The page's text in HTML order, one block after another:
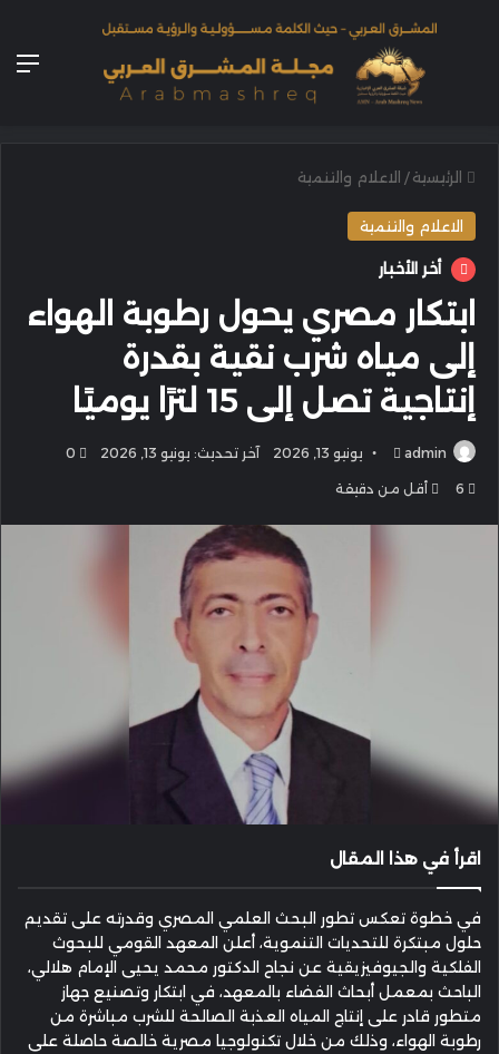
الرئيسية / الاعلام والتنمية
الاعلام والتنمية
أخر الأخبار
ابتكار مصري يحول رطوبة الهواء
إلى مياه شرب نقية بقدرة
إنتاجية تصل إلى 15 لترًا يوميًا
admin
أرسل يونيو 13, 2026 آخر تحديث: يونيو 13, 2026 0
6 أقل من دقيقة
اقرأ في هذا المقال
في خطوة تعكس تطور البحث العلمي المصري وقدرته على تقديم
حلول مبتكرة للتحديات التنموية، أعلن المعهد القومي للبحوث
الفلكية والجيوفيزيقية عن نجاح الدكتور محمد يحيى الإمام هلالي،
الباحث بمعمل أبحاث الفضاء بالمعهد، في ابتكار وتصنيع جهاز
متطور قادر على إنتاج المياه العذبة الصالحة للشرب مباشرة من
رطوبة الهواء، وذلك من خلال تكنولوجيا مصرية خالصة حاصلة على